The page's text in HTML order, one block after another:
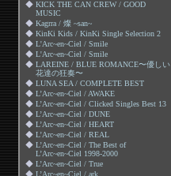
◆ KICK THE CAN CREW / GOOD
MUSIC
◆ Kagrra / 燦 ~san~
◆ KinKi Kids / KinKi Single Selection 2
◆ L'Arc~en~Ciel / Smile
◆ L'Arc~en~Ciel / Smile
◆ LAREINE / BLUE ROMANCE〜優しい
花達の狂奏〜
◆ LUNA SEA / COMPLETE BEST
◆ L’Arc~en~Ciel / AWAKE
◆ L’Arc~en~Ciel / Clicked Singles Best 13
◆ L’Arc~en~Ciel / DUNE
◆ L’Arc~en~Ciel / HEART
◆ L’Arc~en~Ciel / REAL
◆ L’Arc~en~Ciel / The Best of
L’Arc~en~Ciel 1998-2000
◆ L’Arc~en~Ciel / True
◆ L’Arc~en~Ciel / ark